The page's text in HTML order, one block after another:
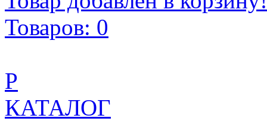
Товаров: 0
Р
КАТАЛОГ